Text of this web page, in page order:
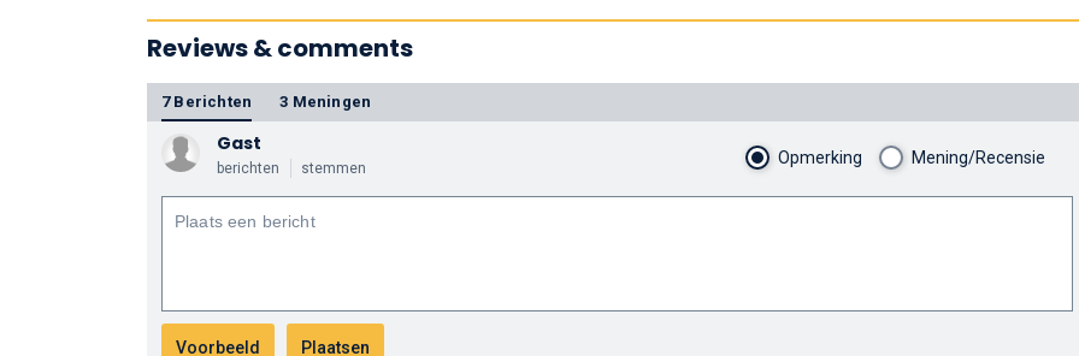
Reviews & comments
7 Berichten 3 Meningen
Gast
berichten stemmen
Opmerking Mening/Recensie